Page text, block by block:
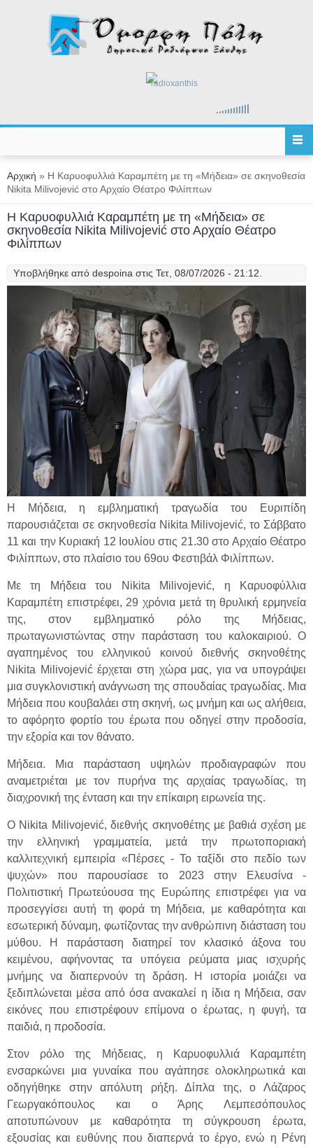
radioxanthis
Είστε εδώ
Αρχική » Η Καρυοφυλλιά Καραμπέτη με τη «Μήδεια» σε σκηνοθεσία
Nikita Milivojević στο Αρχαίο Θέατρο Φιλίππων
Η Καρυοφυλλιά Καραμπέτη με τη «Μήδεια» σε
σκηνοθεσία Nikita Milivojević στο Αρχαίο Θέατρο
Φιλίππων
Υποβλήθηκε από despoina στις Τετ, 08/07/2026 - 21:12.
Η Μήδεια, η εμβληματική τραγωδία του Ευριπίδη
παρουσιάζεται σε σκηνοθεσία Nikita Milivojević, το Σάββατο
11 και την Κυριακή 12 Ιουλίου στις 21.30 στο Αρχαίο Θέατρο
Φιλίππων, στο πλαίσιο του 69ου Φεστιβάλ Φιλίππων.
Με τη Μήδεια του Nikita Milivojević, η Καρυοφύλλια
Καραμπέτη επιστρέφει, 29 χρόνια μετά τη θρυλική ερμηνεία
της, στον εμβληματικό ρόλο της Μήδειας,
πρωταγωνιστώντας στην παράσταση του καλοκαιριού. Ο
αγαπημένος του ελληνικού κοινού διεθνής σκηνοθέτης
Nikita Milivojević έρχεται στη χώρα μας, για να υπογράψει
μια συγκλονιστική ανάγνωση της σπουδαίας τραγωδίας. Μια
Μήδεια που κουβαλάει στη σκηνή, ως μνήμη και ως αλήθεια,
το αφόρητο φορτίο του έρωτα που οδηγεί στην προδοσία,
την εξορία και τον θάνατο.
Μήδεια. Μια παράσταση υψηλών προδιαγραφών που
αναμετριέται με τον πυρήνα της αρχαίας τραγωδίας, τη
διαχρονική της ένταση και την επίκαιρη ειρωνεία της.
Ο Nikita Milivojević, διεθνής σκηνοθέτης με βαθιά σχέση με
την ελληνική γραμματεία, μετά την πρωτοποριακή
καλλιτεχνική εμπειρία «Πέρσες - Το ταξίδι στο πεδίο των
ψυχών» που παρουσίασε το 2023 στην Ελευσίνα -
Πολιτιστική Πρωτεύουσα της Ευρώπης επιστρέφει για να
προσεγγίσει αυτή τη φορά τη Μήδεια, με καθαρότητα και
εσωτερική δύναμη, φωτίζοντας την ανθρώπινη διάσταση του
μύθου. Η παράσταση διατηρεί τον κλασικό άξονα του
κειμένου, αφήνοντας τα υπόγεια ρεύματα μιας ισχυρής
μνήμης να διαπερνούν τη δράση. Η ιστορία μοιάζει να
ξεδιπλώνεται μέσα από όσα ανακαλεί η ίδια η Μήδεια, σαν
εικόνες που επιστρέφουν επίμονα ο έρωτας, η φυγή, τα
παιδιά, η προδοσία.
Στον ρόλο της Μήδειας, η Καρυοφυλλιά Καραμπέτη
ενσαρκώνει μια γυναίκα που αγάπησε ολοκληρωτικά και
οδηγήθηκε στην απόλυτη ρήξη. Δίπλα της, ο Λάζαρος
Γεωργακόπουλος και ο Άρης Λεμπεσόπουλος
αποτυπώνουν με καθαρότητα τη σύγκρουση έρωτα,
εξουσίας και ευθύνης που διαπερνά το έργο, ενώ η Ρένη